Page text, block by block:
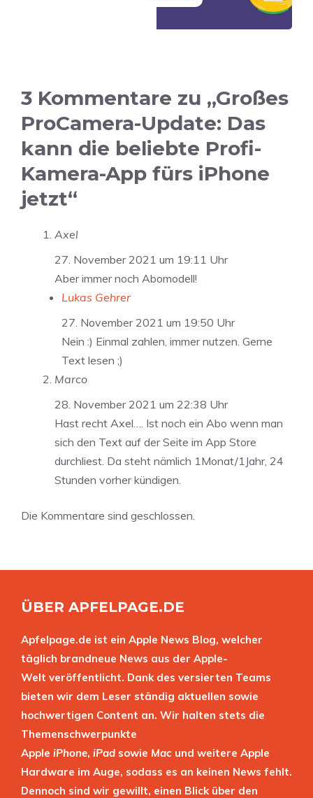
3 Kommentare zu „Großes
ProCamera-Update: Das
kann die beliebte Profi-
Kamera-App fürs iPhone
jetzt“
Axel
27. November 2021 um 19:11 Uhr
Aber immer noch Abomodell!
Lukas Gehrer
27. November 2021 um 19:50 Uhr
Nein :) Einmal zahlen, immer nutzen. Gerne
Text lesen ;)
Marco
28. November 2021 um 22:38 Uhr
Hast recht Axel…. Ist noch ein Abo wenn man
sich den Text auf der Seite im App Store
durchliest. Da steht nämlich 1Monat/1Jahr, 24
Stunden vorher kündigen.
Die Kommentare sind geschlossen.
ÜBER APFELPAGE.DE
Apfelpage.de ist ein Apple News Blog, welcher
täglich brandneue News aus der Apple-
Welt veröffentlicht. Dank des versierten Teams
bieten wir dem Leser ständig aktuellen sowie
hochwertigen Content an. Wir halten stets die
Themenschwerpunkte
Apple iPhone, iPad sowie Mac und weitere Apple
Hardware im Auge, sodass es an keinen News fehlt.
Dennoch sind wir gewillt, einen Blick über den